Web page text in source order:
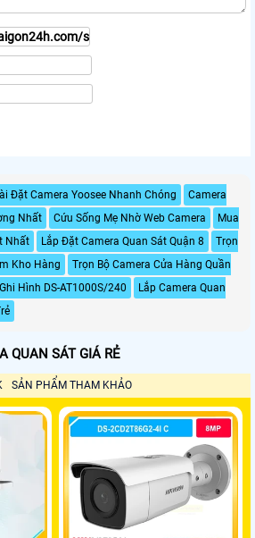
Đặt Camera Yoosee Nhanh Chóng
Camera
Nhất
Cứu Sống Mẹ Nhờ Web Camera
Mua
Nhất
Lắp Đặt Camera Quan Sát Quận 8
Trọn
Kho Hàng
Trọn Bộ Camera Cửa Hàng Quần
Hình DS-AT1000S/240
Lắp Camera Quan
QUAN SÁT GIÁ RẺ
SẢN PHẨM THAM KHẢO